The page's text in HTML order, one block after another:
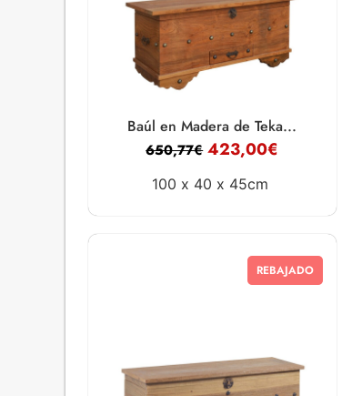
Baúl en Madera de Teka...
650,77€ 423,00€
100 x 40 x 45cm
REBAJADO